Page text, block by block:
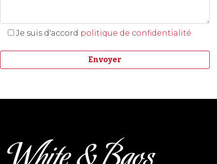
Je suis d'accord politique de confidentialité